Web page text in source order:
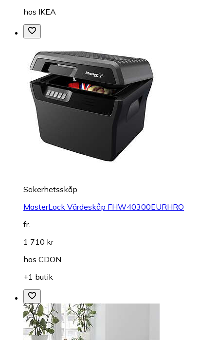
hos IKEA
Säkerhetsskåp
MasterLock Värdeskåp FHW40300EURHRO
fr.
1 710 kr
hos CDON
+1 butik